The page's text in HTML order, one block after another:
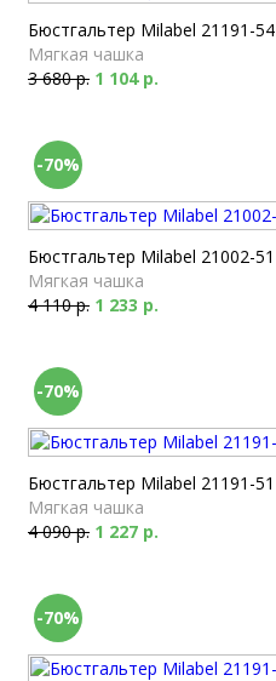
Бюстгальтер Milabel 21191-54
Мягкая чашка
3 680 р. 1 104 р.
-70%
Бюстгальтер Milabel 21002-51
Мягкая чашка
4 110 р. 1 233 р.
-70%
Бюстгальтер Milabel 21191-51
Мягкая чашка
4 090 р. 1 227 р.
-70%